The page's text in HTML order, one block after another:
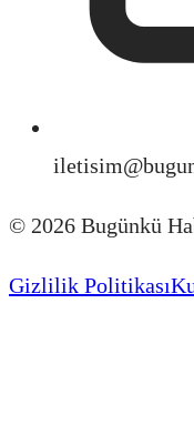
© 2026 Bugünkü
Gizlilik Politikası